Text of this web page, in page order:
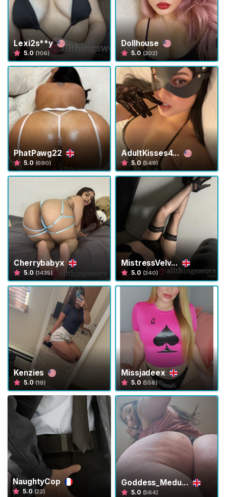
Lexi2s**y
5.0 (106)
Dollhouse
5.0 (202)
PhatPawg22
5.0 (690)
AdultKisses4...
5.0 (549)
Cherrybabyx
5.0 (1435)
MistressVelv...
5.0 (340)
Kenzies
5.0 (19)
Missjadeex
5.0 (558)
NaughtyCop
5.0 (22)
Goddess_Medu...
5.0 (564)
G
R
Á
T
I
S
>
I
n
c
i
o
c
u
r
N
a
m
a
d
s
e
ú
d